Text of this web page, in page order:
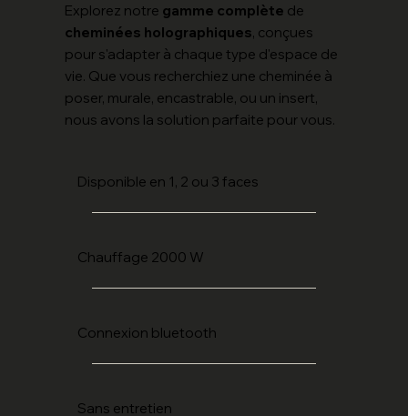
Explorez notre gamme complète de
cheminées holographiques, conçues
pour s'adapter à chaque type d'espace de
vie. Que vous recherchiez une cheminée à
poser, murale, encastrable, ou un insert,
nous avons la solution parfaite pour vous.
Disponible en 1, 2 ou 3 faces
Chauffage 2000 W
Connexion bluetooth
Sans entretien